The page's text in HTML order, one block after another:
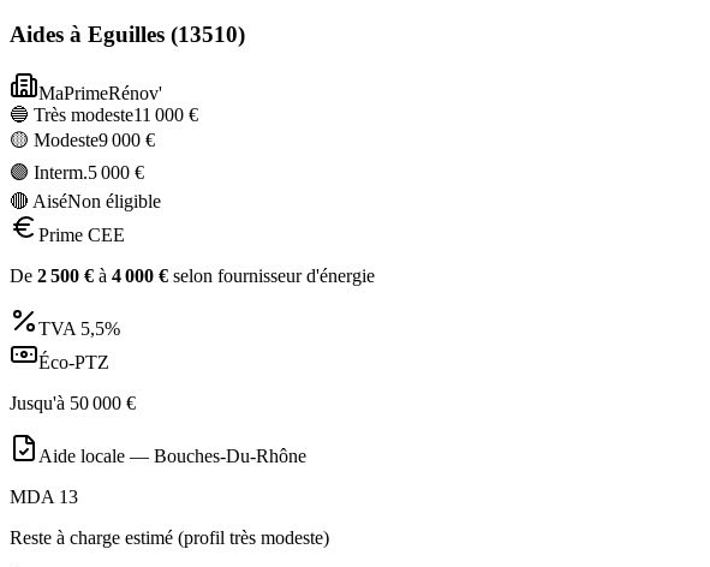
Aides à Eguilles (13510)
MaPrimeRénov'
🔵 Très modeste11 000 €
🟡 Modeste9 000 €
🟣 Interm.5 000 €
🔴 AiséNon éligible
Prime CEE
De 2 500 € à 4 000 € selon fournisseur d'énergie
TVA 5,5%
Éco-PTZ
Jusqu'à 50 000 €
Aide locale — Bouches-Du-Rhône
MDA 13
Reste à charge estimé (profil très modeste)